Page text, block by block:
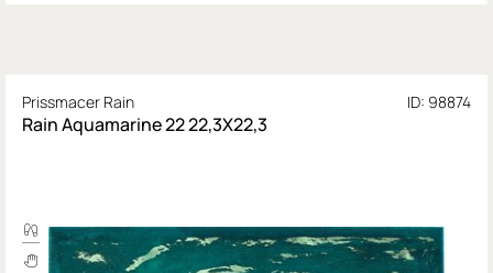
Prissmacer Rain ID: 98874
Rain Aquamarine 22 22,3X22,3